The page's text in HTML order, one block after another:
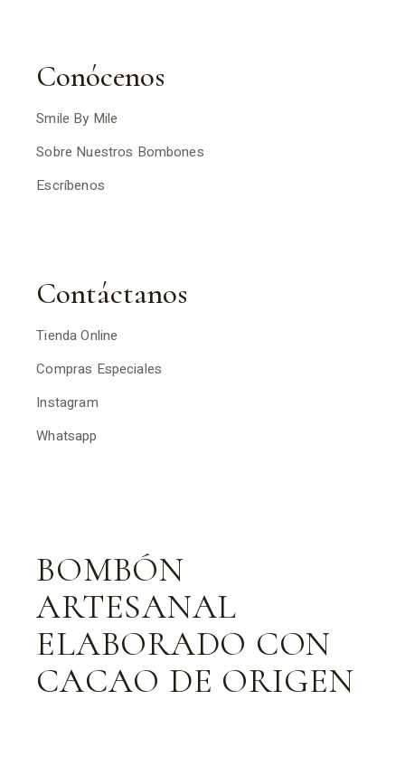
Conócenos
Smile By Mile
Sobre Nuestros Bombones
Escríbenos
Contáctanos
Tienda Online
Compras Especiales
Instagram
Whatsapp
BOMBÓN
ARTESANAL
ELABORADO CON
CACAO DE ORIGEN